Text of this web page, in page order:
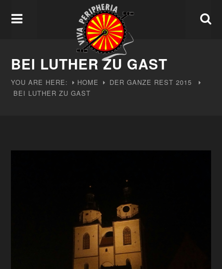
BEI LUTHER ZU GAST
YOU ARE HERE: HOME DER GANZE REST 2015
BEI LUTHER ZU GAST